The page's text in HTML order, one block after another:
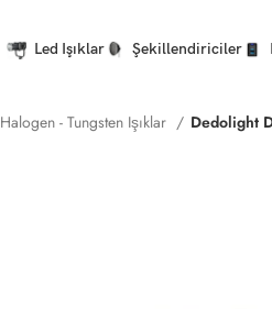
Led Işıklar Şekillendiriciler
Halogen - Tungsten Işıklar Dedolight